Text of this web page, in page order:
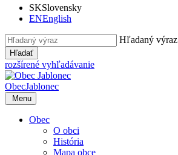
SKSlovensky
ENEnglish
Hľadaný výraz
Hľadať
rozšírené vyhľadávanie
ObecJablonec
Menu
Obec
O obci
História
Mapa obce